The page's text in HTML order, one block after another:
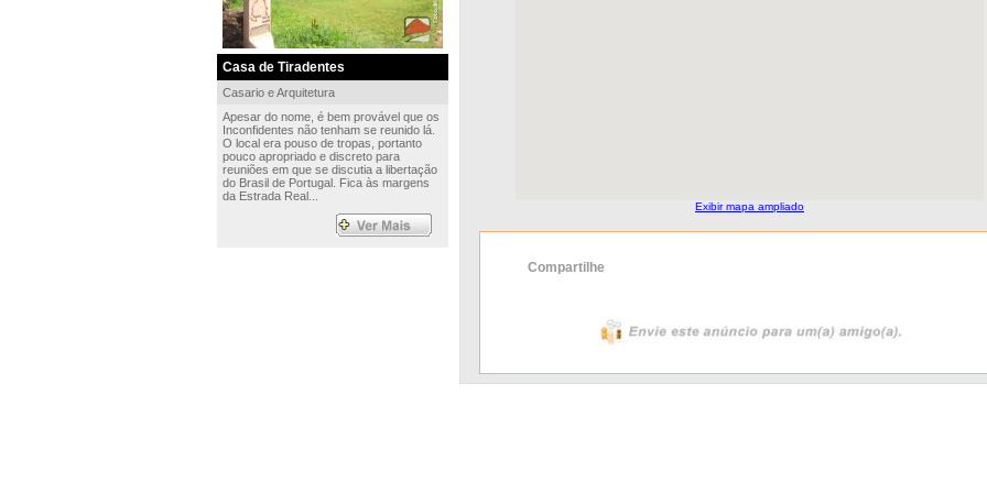
Casa de Tiradentes
Casario e Arquitetura
Apesar do nome, é bem provável que os
Inconfidentes não tenham se reunido lá.
O local era pouso de tropas, portanto
pouco apropriado e discreto para
reuniões em que se discutia a libertação
do Brasil de Portugal. Fica às margens
da Estrada Real...
Exibir mapa ampliado
Compartilhe